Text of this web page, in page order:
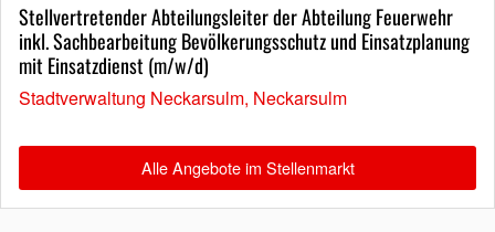
Stellvertretender Abteilungsleiter der Abteilung Feuerwehr
inkl. Sachbearbeitung Bevölkerungsschutz und Einsatzplanung
mit Einsatzdienst (m/w/d)
Stadtverwaltung Neckarsulm, Neckarsulm
Alle Angebote im Stellenmarkt